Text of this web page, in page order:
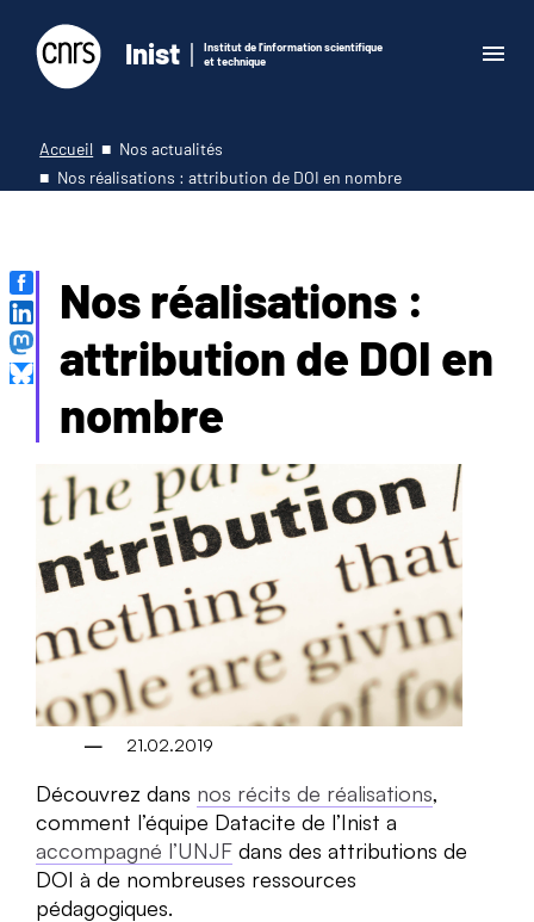
Inist
Institut de l'information scientifique
et technique
Accueil
Nos actualités
Nos réalisations : attribution de DOI en nombre
Nos réalisations :
attribution de DOI en
nombre
21.02.2019
Découvrez dans nos récits de réalisations,
comment l’équipe Datacite de l’Inist a
accompagné l’UNJF dans des attributions de
DOI à de nombreuses ressources
pédagogiques.